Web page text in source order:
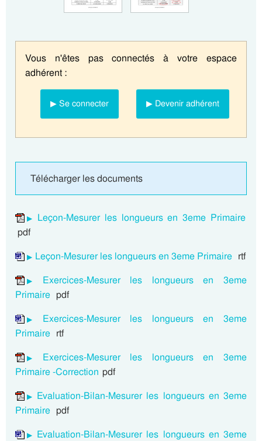
Vous n'êtes pas connectés à votre espace
adhérent :
▶ Se connecter ▶ Devenir adhérent
Télécharger les documents
Leçon-Mesurer les longueurs en 3eme Primaire
pdf
Leçon-Mesurer les longueurs en 3eme Primaire rtf
Exercices-Mesurer les longueurs en 3eme
Primaire pdf
Exercices-Mesurer les longueurs en 3eme
Primaire rtf
Exercices-Mesurer les longueurs en 3eme
Primaire -Correction pdf
Evaluation-Bilan-Mesurer les longueurs en 3eme
Primaire pdf
Evaluation-Bilan-Mesurer les longueurs en 3eme